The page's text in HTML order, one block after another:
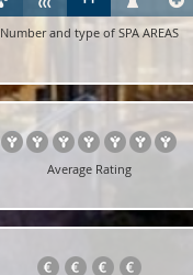
Number and type of SPA AREAS
Average Rating